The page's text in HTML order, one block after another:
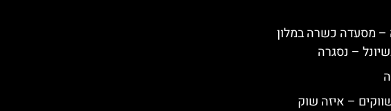
– מסעדה כשרה במלון
– נסגרה
– איזה שוק